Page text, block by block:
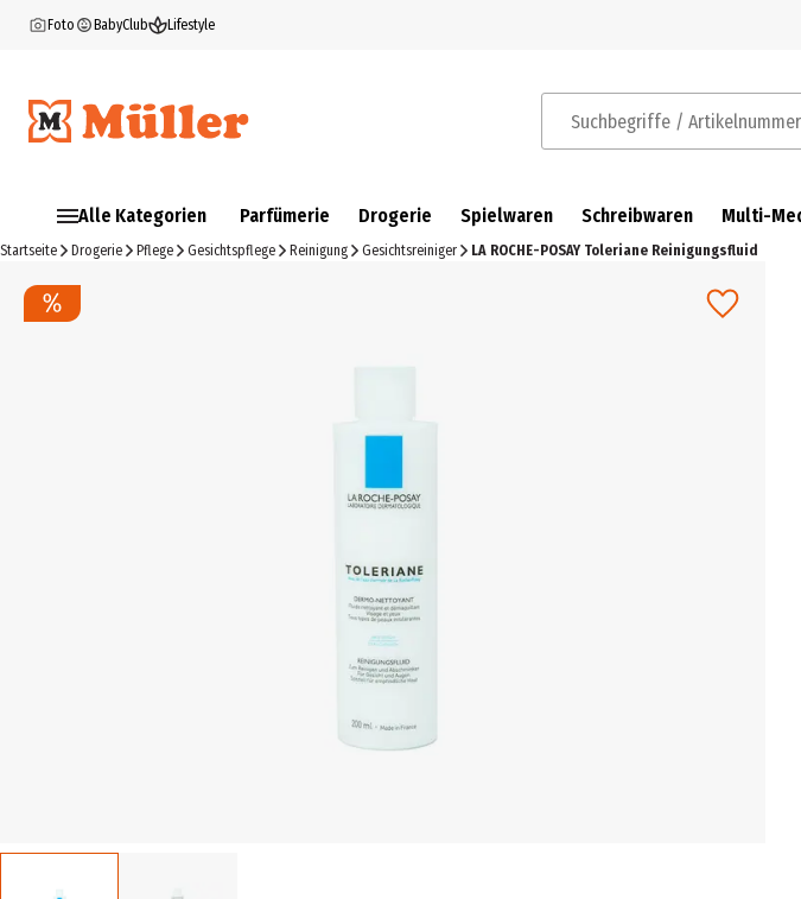
Foto BabyClub Lifestyle
Suchbegriffe / Artikelnummer
Alle Kategorien Parfümerie Drogerie Spielwaren Schreibwaren Multi-
Startseite Drogerie Pflege Gesichtspflege Reinigung Gesichtsreiniger LA ROCHE-POSAY Toleriane Reinigungsfluid